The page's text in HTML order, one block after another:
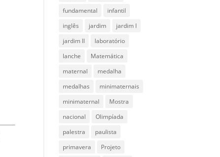
fundamental
infantil
inglês
jardim
jardim I
jardim II
laboratório
lanche
Matemática
maternal
medalha
medalhas
minimaternais
minimaternal
Mostra
nacional
Olimpíada
palestra
paulista
primavera
Projeto